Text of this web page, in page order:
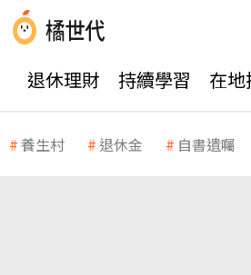
退休理財 持續學習 在地
養生村 退休金 自書遺囑